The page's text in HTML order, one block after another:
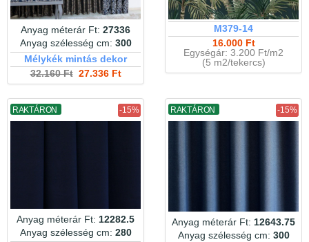
Anyag méterár Ft: 27336
Anyag szélesség cm: 300
Mélykék mintás dekor
32.160 Ft27.336 Ft
M379-14
16.000 Ft
Egységár: 3.200 Ft/m2
(5 m2/tekercs)
RAKTÁRON -15%
Anyag méterár Ft: 12282.5
Anyag szélesség cm: 280
RAKTÁRON -15%
Anyag méterár Ft: 12643.75
Anyag szélesség cm: 300